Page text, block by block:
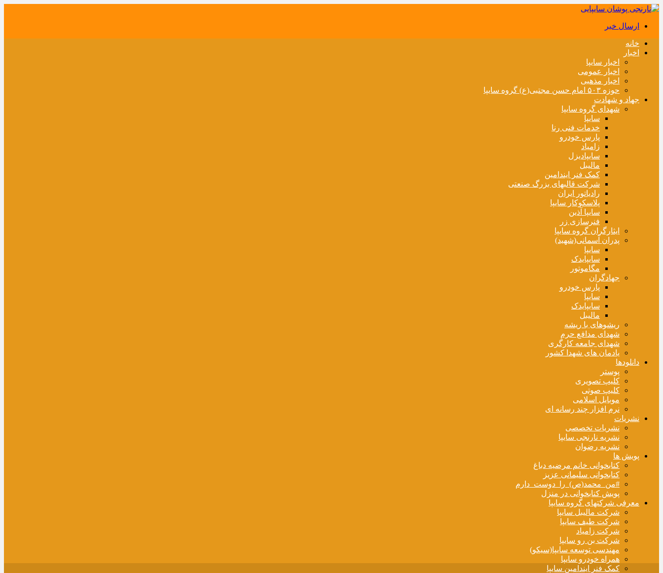
ارسال خبر
خانه
اخبار
اخبار سایپا
اخبار عمومی
اخبار مذهبی
حوزه ۵۰۳ امام حسن مجتبی(ع) گروه سایپا
جهاد و شهادت
شهدای گروه سایپا
سایپا
خدمات فنی رنا
پارس خودرو
زامیاد
سایپادیزل
مالیبل
کمک فنر ایندامین
شرکت قالبهای بزرگ صنعتی
رادیاتور ایران
پلاسکوکار سایپا
سایپا آذین
فنرسازی زر
ایثارگران گروه سایپا
پدران آسمانی(شهید)
سایپا
سایپایدک
مگاموتور
جهادگران
پارس خودرو
سایپا
سایپایدک
مالیبل
ریشوهای با ریشه
شهدای مدافع حرم
شهدای جامعه کارگری
یادمان های شهدا کشور
دانلودها
پوستر
کلیپ تصویری
کلیپ صوتی
موبایل اسلامی
نرم افزار چند رسانه ای
نشریات
نشریات تخصصی
نشریه نارنجی سایپا
نشریه رضوان
پویش ها
کتابخوانی خانم مرضیه دباغ
کتابخوانی سلیمانی عزیز
#من_محمد(ص)_را_دوست_دارم
پویش کتابخوانی در منزل
معرفی شرکتهای گروه سایپا
شرکت مالیبل سایپا
شرکت طیف سایپا
شرکت زامیاد
شرکت بن رو سایپا
مهندسی توسعه سایپا(سیکو)
همراه خودرو سایپا
کمک فنر ایندامین سایپا